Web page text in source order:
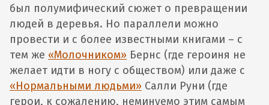
был полумифический сюжет о превращении
людей в деревья. Но параллели можно
провести и с более известными книгами – с
тем же «Молочником» Бернс (где героиня не
желает идти в ногу с обществом) или даже с
«Нормальными людьми» Салли Руни (где
герои, к сожалению, неминуемо этим самым